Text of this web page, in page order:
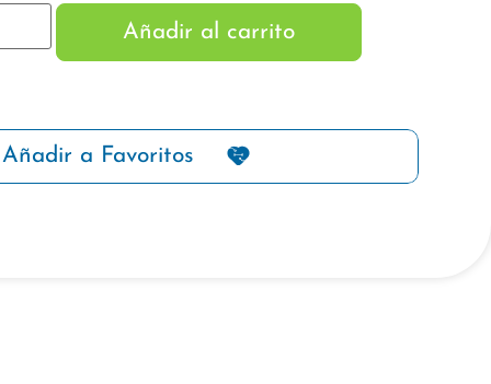
Añadir al carrito
Añadir a Favoritos